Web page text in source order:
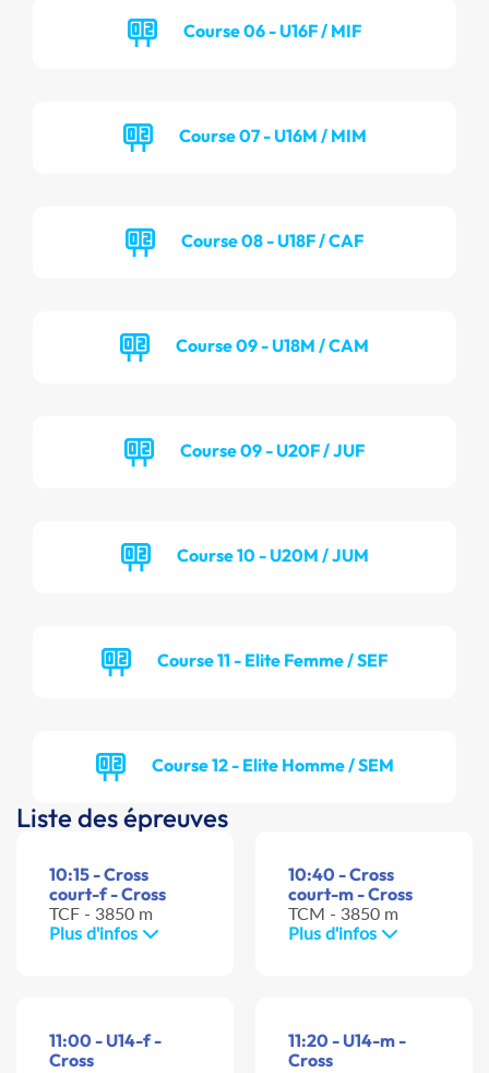
Course 06 - U16F / MIF
Course 07 - U16M / MIM
Course 08 - U18F / CAF
Course 09 - U18M / CAM
Course 09 - U20F / JUF
Course 10 - U20M / JUM
Course 11 - Elite Femme / SEF
Course 12 - Elite Homme / SEM
Liste des épreuves
10:15 - Cross
court-f - Cross
TCF - 3850 m
Plus d'infos
10:40 - Cross
court-m - Cross
TCM - 3850 m
Plus d'infos
11:00 - U14-f -
Cross
11:20 - U14-m -
Cross